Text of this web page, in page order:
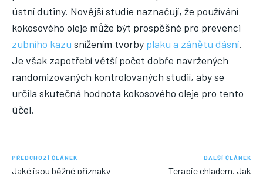
ústní dutiny. Novější studie naznačují, že používání
kokosového oleje může být prospěšné pro prevenci
zubního kazu snížením tvorby plaku a zánětu dásní.
Je však zapotřebí větší počet dobře navržených
randomizovaných kontrolovaných studií, aby se
určila skutečná hodnota kokosového oleje pro tento
účel.
PŘEDCHOZÍ ČLÁNEK
Jaké jsou běžné příznaky
DALŠÍ ČLÁNEK
Terapie chladem. Jak